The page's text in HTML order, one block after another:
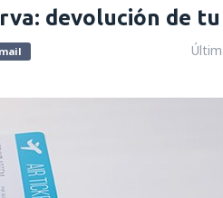
devolución de